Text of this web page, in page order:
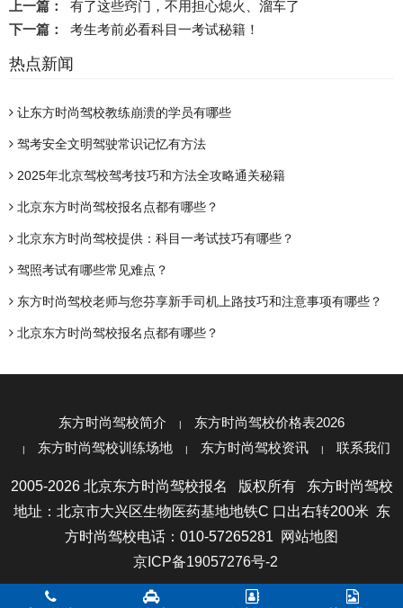
上一篇：
有了这些窍门，不用担心熄火、溜车了
下一篇：
考生考前必看科目一考试秘籍！
热点新闻
让东方时尚驾校教练崩溃的学员有哪些
驾考安全文明驾驶常识记忆有方法
2025年北京驾校驾考技巧和方法全攻略通关秘籍
北京东方时尚驾校报名点都有哪些？
北京东方时尚驾校提供：科目一考试技巧有哪些？
驾照考试有哪些常见难点？
东方时尚驾校老师与您芬享新手司机上路技巧和注意事项有哪些？
北京东方时尚驾校报名点都有哪些？
东方时尚驾校简介
东方时尚驾校价格表2026
东方时尚驾校训练场地
东方时尚驾校资讯 联系我们
2005-2026 北京东方时尚驾校报名 版权所有 东方时尚驾校
地址：北京市大兴区生物医药基地地铁C 口出右转200米 东
方时尚驾校电话：010-57265281
网站地图
京ICP备19057276号-2